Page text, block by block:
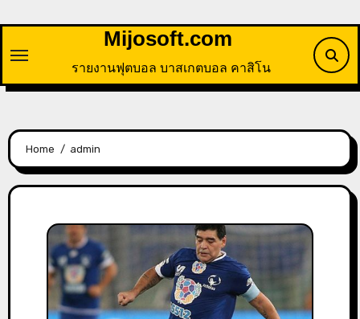
content
Mijosoft.com
รายงานฟุตบอล บาสเกตบอล คาสิโน
Home admin